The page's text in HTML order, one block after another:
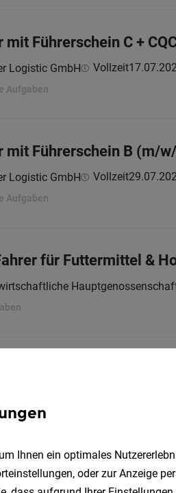
mit Führerschein C +
Logistic GmbH Vollzeit
Aufgaben
mit Führerschein B (m/
Logistic GmbH Vollzeit
Aufgaben
für Futtermittel &
(m/w/d)
(m/w/d) CNC-
Ihnen ein optimales
oder zur Anzeige